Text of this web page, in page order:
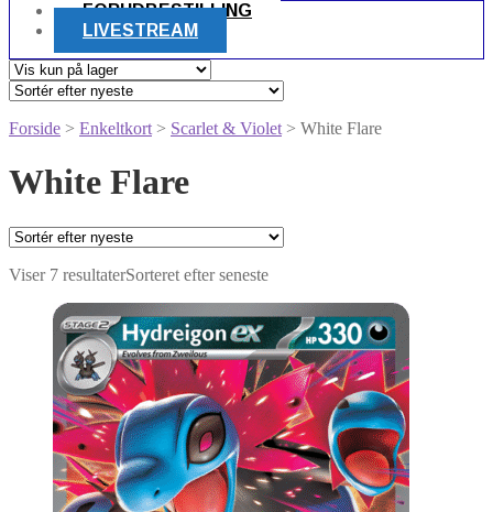
FORUDBESTILLING
LIVESTREAM
Forside > Enkeltkort > Scarlet & Violet > White Flare
White Flare
Viser 7 resultaterSorteret efter seneste